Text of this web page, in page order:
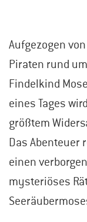
Aufgezogen
Piraten rund
Findelkind
eines Tages
größtem
Das Abenteuer
einen
mysteriöses